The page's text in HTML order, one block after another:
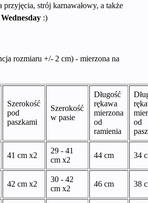
strój karnawałowy, a także
Wednesday :)
rozmiaru +/- 2 cm) - mierzona na
Szerokość
pod
paszkami
Szerokość
w pasie
Długość
rękawa
mierzona
od
ramienia
od
41 cm x2
29 - 41
cm x2
44 cm 34
42 cm x2
30 - 42
cm x2
46 cm 38